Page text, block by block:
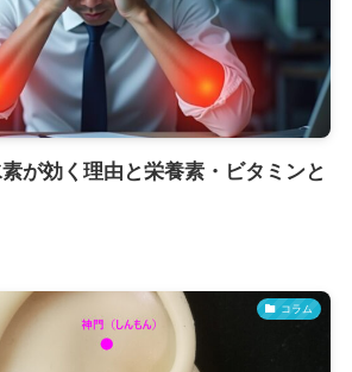
が効く理由と栄養素・ビタミンと
コラム